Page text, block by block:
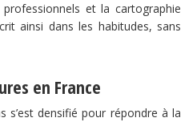
et la cartographie
ainsi dans les habitudes, sans
en France
s’est densifié pour répondre à la